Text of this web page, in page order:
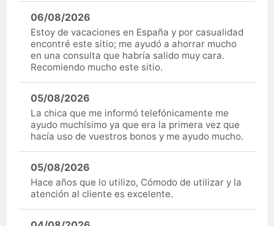
06/08/2026
Estoy de vacaciones en España y por casualidad
encontré este sitio; me ayudó a ahorrar mucho
en una consulta que habría salido muy cara.
Recomiendo mucho este sitio.
05/08/2026
La chica que me informó telefónicamente me
ayudo muchísimo ya que era la primera vez que
hacía uso de vuestros bonos y me ayudo mucho.
05/08/2026
Hace años que lo utilizo, Cómodo de utilizar y la
atención al cliente es excelente.